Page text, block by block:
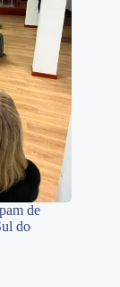
de
do